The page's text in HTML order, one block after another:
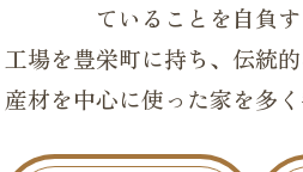
ていることを自負す
工場を豊栄町に持ち、伝統
産材を中心に使った家を多く